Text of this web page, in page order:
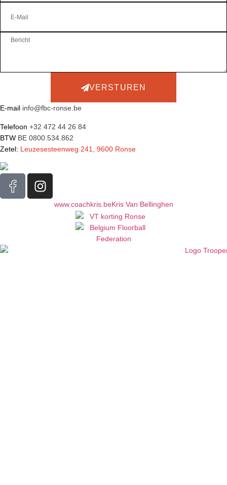
VERSTUREN
E-mail info@fbc-ronse.be
Telefoon +32 472 44 26 84
BTW BE 0800.534.862
Zetel: Leuzesesteenweg 241, 9600 Ronse
www.coachkris.beKris Van Bellinghen